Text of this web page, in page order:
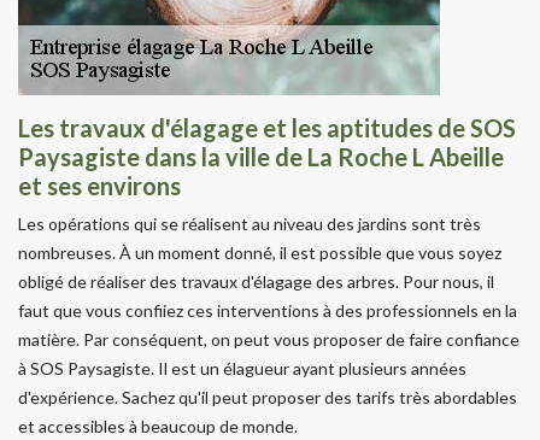
Les travaux d'élagage et les aptitudes de SOS
Paysagiste dans la ville de La Roche L Abeille
et ses environs
Les opérations qui se réalisent au niveau des jardins sont très
nombreuses. À un moment donné, il est possible que vous soyez
obligé de réaliser des travaux d'élagage des arbres. Pour nous, il
faut que vous confiiez ces interventions à des professionnels en la
matière. Par conséquent, on peut vous proposer de faire confiance
à SOS Paysagiste. Il est un élagueur ayant plusieurs années
d'expérience. Sachez qu'il peut proposer des tarifs très abordables
et accessibles à beaucoup de monde.